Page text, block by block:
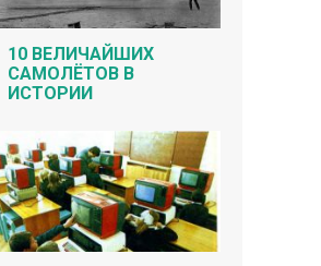
10 ВЕЛИЧАЙШИХ
САМОЛЁТОВ В
ИСТОРИИ